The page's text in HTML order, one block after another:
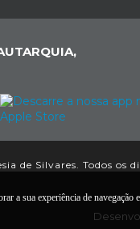
de Silvares. Todos os
a sua experiência de navegação